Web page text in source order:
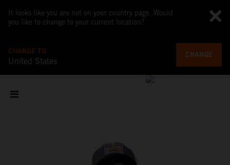
It looks like you are not on your country page. Would
you like to change to your current location?
CHANGE TO
United States
CHANGE